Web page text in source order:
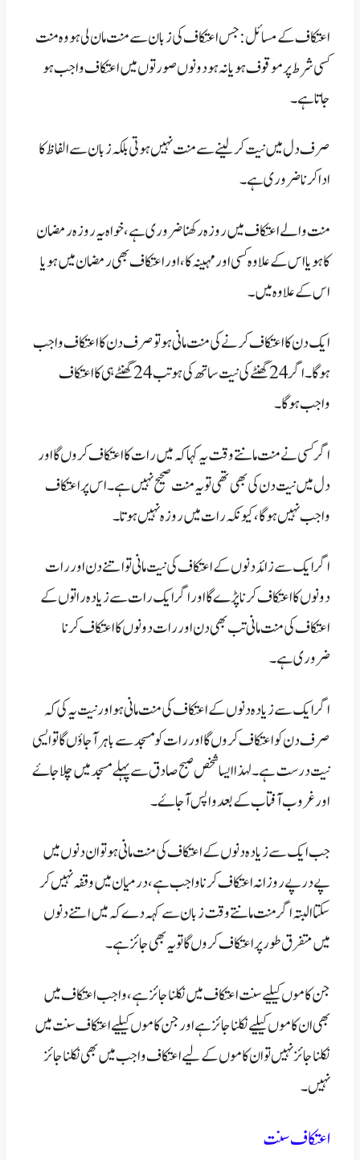
اعتکاف کے مسائل:جس اعتکاف کی زبان سے منت مان لی ہو وہ منت
کسی شرط پر موقوف ہو یا نہ ہو دونوں صورتوں میں اعتکاف واجب ہو
جاتا ہے ۔
صرف دل میں نیت کر لینے سے منت نہیں ہوتی بلکہ زبان سے الفاظ کا
ادا کرنا ضروری ہے ۔
منت والے اعتکاف میں روزہ رکھنا ضروری ہے،خواہ یہ روزہ رمضان
کا ہو یا اس کے علاوہ کسی اور مہینہ کا، اور اعتکاف بھی رمضان میں ہو یا
اس کےعلاوہ میں ۔
ایک دن کا اعتکاف کرنے کی منت مانی ہو تو صرف دن کا اعتکاف واجب
ہو گا۔ اگر 24 گھنٹے کی نیت ساتھ کی ہو تب 24 گھنٹے ہی کا اعتکاف
واجب ہو گا۔
اگر کسی نے منت مانتے وقت یہ کہا کہ میں رات کا اعتکاف کروں گا اور
دل میں نیت دن کی بھی تھی تو یہ منت صحیح نہیں ہے ۔ اس پر اعتکاف
واجب نہیں ہو گا، کیونکہ رات میں روزہ نہیں ہوتا۔
اگر ایک سے زائد دنوں کے اعتکاف کی نیت مانی تو اتنے دن اور رات
دونوں کا اعتکاف کرنا پڑے گا اور اگر ایک رات سے زیادہ راتوں کے
اعتکاف کیمنت مانی تب بھی دن اور رات دونوں کا اعتکاف کر نا
ضروری ہے ۔
اگر ایک سے زیادہ دنوں کے اعتکاف کی منت مانی ہو اور نیت یہ کی کہ
صرف دن کو اعتکاف کروں گا اور رات کو مسجد سے باہر آ جاؤں گا تو ایسی
نیت درست ہے ۔ لہذا ایسا شخص صبح صادق سے پہلے مسجد میں چلا جاۓ
اور غروب آفتاب کے بعد واپس آجاۓ۔
جب ایک سے زیادہ دنوں کے اعتکاف کی منت مانی ہو تو ان دنوں میں
پے در پے روزانہ اعتکاف کرنا واجب ہے ، درمیان میں وقفہ نہیں کر
سکتا البتہ اگر منت مانتے وقت زبان سے کہہ دے کہ میں اتنے دنوں
میں متفرق طور پر اعتکاف کروں گا تو یہ بھی جائز ہے۔
جن کاموں کیلیے سنت اعتکاف میں نکلنا جائز ہے، واجب اعتکاف میں
بھی ان کاموں کیلیے نکلنا جائز ہے اور جن کاموں کیلیے اعتکاف سنت میں
نکلنا جائز نہیں تو ان کاموں کے لیے اعتکاف واجب میں بھی نکلنا جائز
نہیں۔
اعتکاف سنت